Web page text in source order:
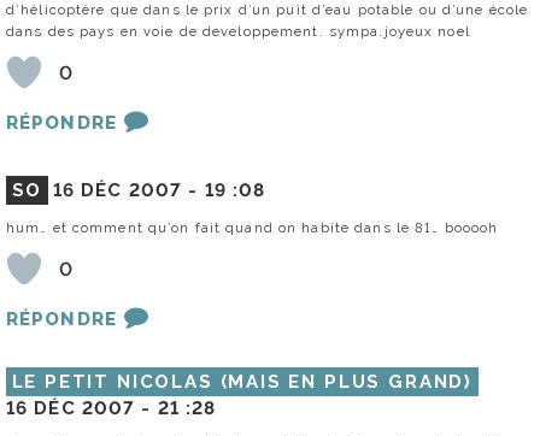
d’hélicoptère que dans le prix d’un puit d’eau potable ou d’une école
dans des pays en voie de developpement. sympa.joyeux noel
0
RÉPONDRE
SO 16 DÉC 2007 - 19 :08
hum… et comment qu’on fait quand on habite dans le 81… booooh
0
RÉPONDRE
LE PETIT NICOLAS (MAIS EN PLUS GRAND)
16 DÉC 2007 - 21 :28